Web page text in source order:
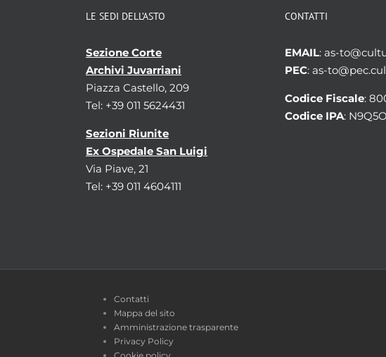
LE SEDI DELL’ASTO
Sezione Corte
Archivi Juvarriani
Piazza Castello, 209
Tel: +39 011 5624431
Sezioni Riunite
Ex Ospedale San Luigi
Via Piave, 21
Tel: +39 011 4604111
CONTATTI
EMAIL: as-
PEC: as-
Codice Fiscale:
Codice IPA:
Contatti
Mappa del sito
Amministrazione trasparente
Privacy Policy
Cookie policy